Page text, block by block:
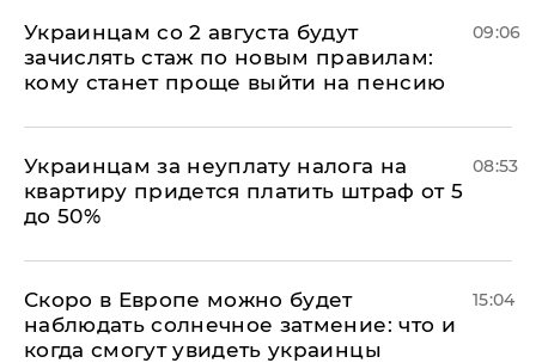
Украинцам со 2 августа будут
зачислять стаж по новым правилам:
кому станет проще выйти на пенсию
09:06
Украинцам за неуплату налога на
квартиру придется платить штраф от 5
до 50%
08:53
Скоро в Европе можно будет
наблюдать солнечное затмение: что и
когда смогут увидеть украинцы
15:04